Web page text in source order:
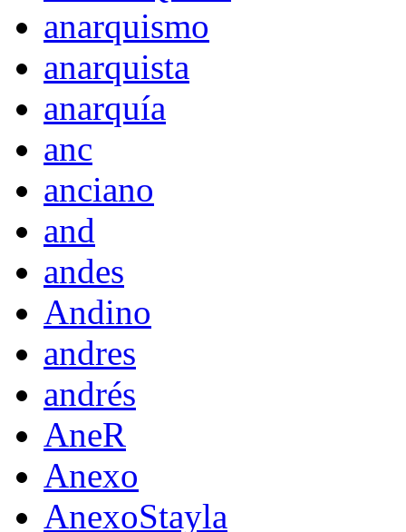
anarquismo
anarquista
anarquía
anc
anciano
and
andes
Andino
andres
andrés
AneR
Anexo
AnexoStayla